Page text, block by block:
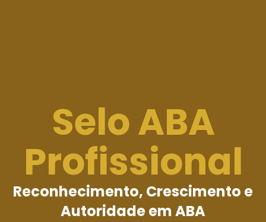
Selo ABA
Profissional
Reconhecimento, Crescimento e
Autoridade em ABA